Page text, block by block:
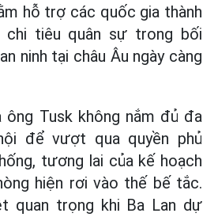
hỗ trợ các quốc gia thành
chi tiêu quân sự trong bối
ninh tại châu Âu ngày càng
ông Tusk không nắm đủ đa
để vượt qua quyền phủ
tương lai của kế hoạch
hiện rơi vào thế bế tắc.
quan trọng khi Ba Lan dự